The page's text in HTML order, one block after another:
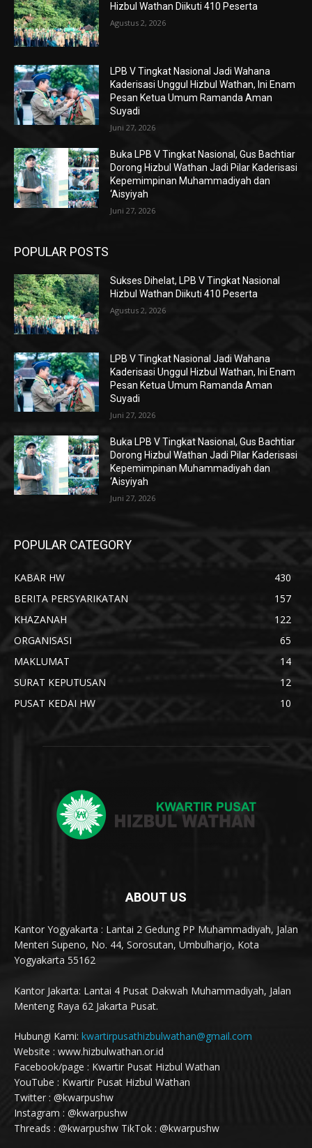
Hizbul Wathan Diikuti 410 Peserta
Agustus 2, 2026
LPB V Tingkat Nasional Jadi Wahana
Kaderisasi Unggul Hizbul Wathan, Ini Enam
Pesan Ketua Umum Ramanda Aman
Suyadi
Juni 27, 2026
Buka LPB V Tingkat Nasional, Gus Bachtiar
Dorong Hizbul Wathan Jadi Pilar Kaderisasi
Kepemimpinan Muhammadiyah dan
‘Aisyiyah
Juni 27, 2026
POPULAR POSTS
Sukses Dihelat, LPB V Tingkat Nasional
Hizbul Wathan Diikuti 410 Peserta
Agustus 2, 2026
LPB V Tingkat Nasional Jadi Wahana
Kaderisasi Unggul Hizbul Wathan, Ini Enam
Pesan Ketua Umum Ramanda Aman
Suyadi
Juni 27, 2026
Buka LPB V Tingkat Nasional, Gus Bachtiar
Dorong Hizbul Wathan Jadi Pilar Kaderisasi
Kepemimpinan Muhammadiyah dan
‘Aisyiyah
Juni 27, 2026
POPULAR CATEGORY
KABAR HW
430
BERITA PERSYARIKATAN
157
KHAZANAH
122
ORGANISASI
65
MAKLUMAT
14
SURAT KEPUTUSAN
12
PUSAT KEDAI HW
10
ABOUT US
Kantor Yogyakarta : Lantai 2 Gedung PP Muhammadiyah, Jalan
Menteri Supeno, No. 44, Sorosutan, Umbulharjo, Kota
Yogyakarta 55162
Kantor Jakarta: Lantai 4 Pusat Dakwah Muhammadiyah, Jalan
Menteng Raya 62 Jakarta Pusat.
Hubungi Kami: kwartirpusathizbulwathan@gmail.com
Website : www.hizbulwathan.or.id
Facebook/page : Kwartir Pusat Hizbul Wathan
YouTube : Kwartir Pusat Hizbul Wathan
Twitter : @kwarpushw
Instagram : @kwarpushw
Threads : @kwarpushw TikTok : @kwarpushw